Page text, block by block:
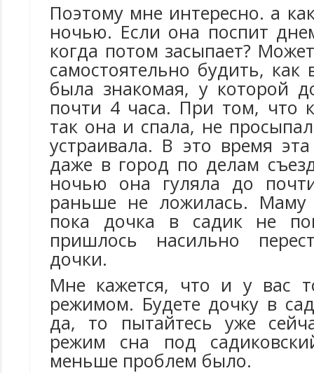
Поэтому мне интересно. а
ночью. Если она поспит
когда потом засыпает?
самостоятельно будить, как
была знакомая, у которой
почти 4 часа. При том, что
так она и спала, не
устраивала. В это время
даже в город по делам
ночью она гуляла до
раньше не ложилась. Маму
пока дочка в садик не
пришлось насильно
дочки.
Мне кажется, что и у вас
режимом. Будете дочку в
да, то пытайтесь уже
режим сна под
меньше проблем было.